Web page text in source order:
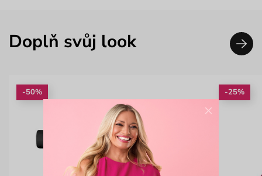
Doplň svůj look
-50% -25%
×